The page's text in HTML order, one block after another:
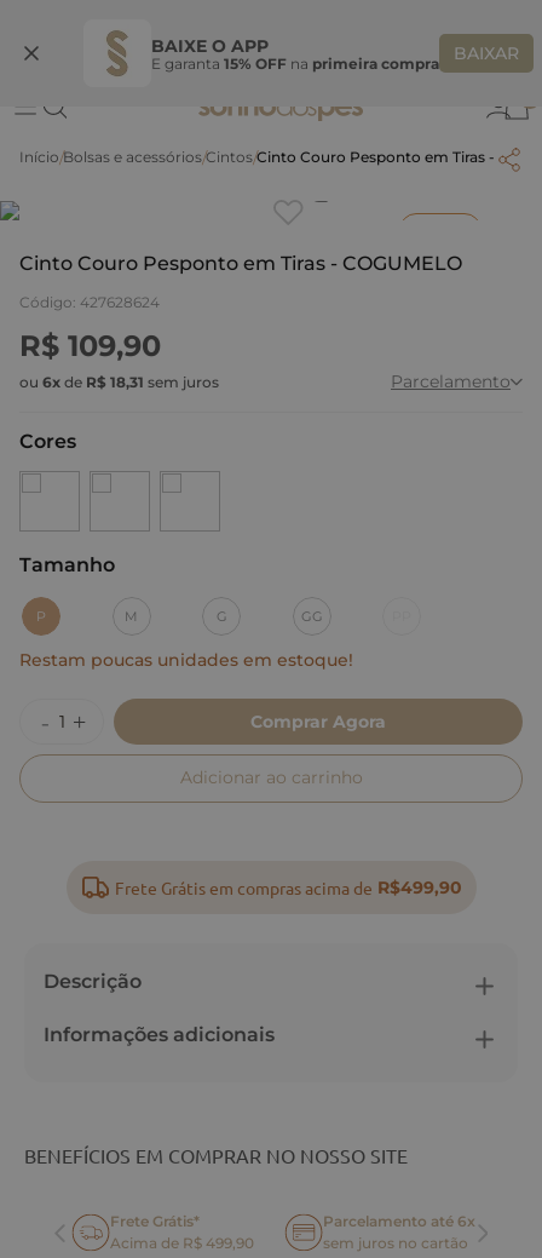
BAIXE O APP
E garanta 15% OFF na primeira compra BAIXAR
Ganhe 10% OFF na coleção utilizando o código do seu vendedor*
Bolsas e acessórios Cintos Cinto Couro Pesponto em Tiras -
Cinto Couro Pesponto em Tiras - COGUMELO
Código: 427628624
R$ 109,90
ou 6x de R$ 18,31 sem juros Parcelamento
Cores
Tamanho
: PP M G GG
Restam poucas unidades em estoque!
Comprar Agora
Adicionar ao carrinho
Frete Grátis em compras acima de R$499,90
Descrição
Informações adicionais
BENEFÍCIOS EM COMPRAR NO NOSSO SITE
Frete Grátis*
Acima de R$ 499,90
Parcelamento até 6x
sem juros no cartão